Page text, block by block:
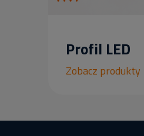
Profil LED
Zobacz produkty